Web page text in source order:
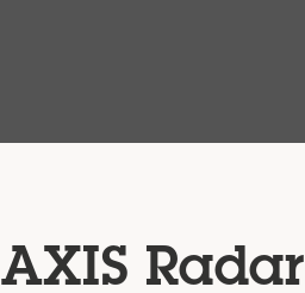
AXIS Radar